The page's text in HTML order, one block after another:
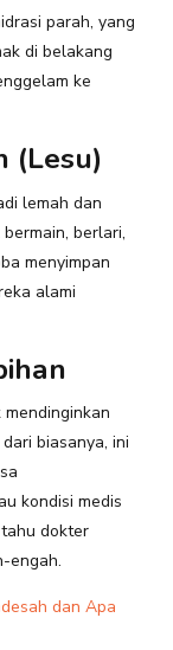
parah, yang
di belakang
ke
(Lesu)
lemah dan
berlari,
menyimpan
alami
biasanya, ini
kondisi medis
dokter
engah.
dan Apa